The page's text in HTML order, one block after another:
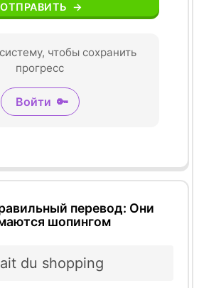
ОТПРАВИТЬ →
чтобы сохранить
прогресс
Войти 🔑
перевод: Они
шопингом
du shopping